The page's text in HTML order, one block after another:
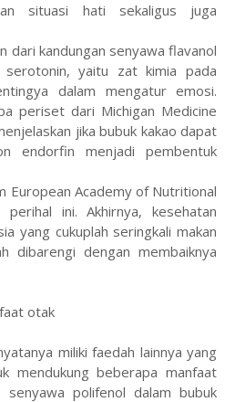
situasi hati sekaligus juga
dari kandungan senyawa flavanol
serotonin, yaitu zat kimia pada
dalam mengatur emosi.
periset dari Michigan Medicine
jika bubuk kakao dapat
endorfin menjadi pembentuk
European Academy of Nutritional
perihal ini. Akhirnya, kesehatan
yang cukuplah seringkali makan
dibarengi dengan membaiknya
otak
miliki faedah lainnya yang
mendukung beberapa manfaat
polifenol dalam bubuk